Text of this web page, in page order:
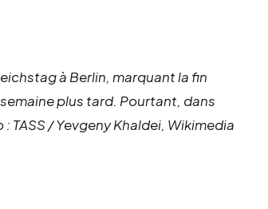
à Berlin, marquant la fin
plus tard. Pourtant, dans
/ Yevgeny Khaldei, Wikimedia